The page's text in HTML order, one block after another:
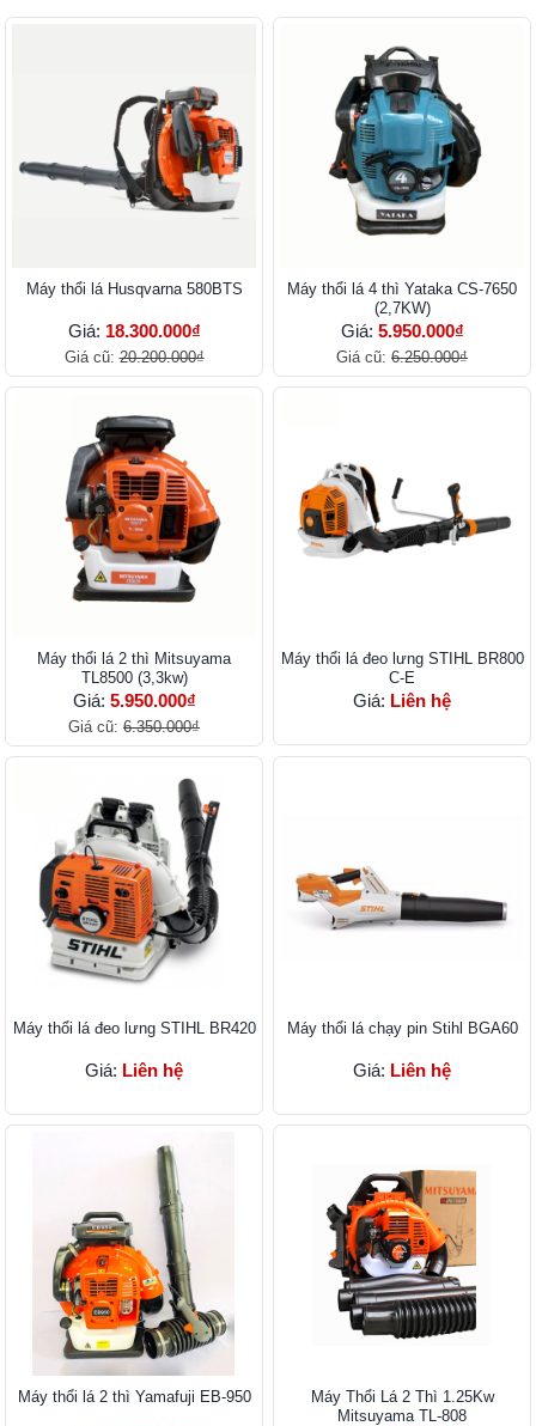
Máy thổi lá Husqvarna 580BTS
Giá: 18.300.000₫
Giá cũ:20.200.000₫
Máy thổi lá 4 thì Yataka CS-7650
(2,7KW)
Giá: 5.950.000₫
Giá cũ: 6.250.000₫
Máy thổi lá 2 thì Mitsuyama
TL8500 (3,3kw)
Giá: 5.950.000₫
Giá cũ: 6.350.000₫
Máy thổi lá đeo lưng STIHL BR800
C-E
Giá: Liên hệ
Máy thổi lá đeo lưng STIHL BR420
Giá: Liên hệ
Máy thổi lá chạy pin Stihl BGA60
Giá: Liên hệ
Máy thổi lá 2 thì Yamafuji EB-950
Máy Thổi Lá 2 Thì 1.25Kw
Mitsuyama TL-808